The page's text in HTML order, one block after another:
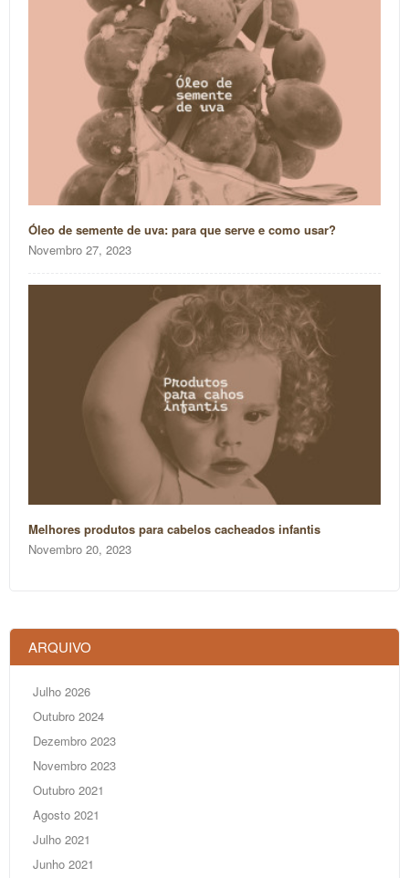
Óleo de semente de uva: para que serve e como usar?
Novembro 27, 2023
Melhores produtos para cabelos cacheados infantis
Novembro 20, 2023
ARQUIVO
Julho 2026
Outubro 2024
Dezembro 2023
Novembro 2023
Outubro 2021
Agosto 2021
Julho 2021
Junho 2021